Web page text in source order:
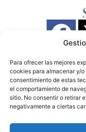
Para ofrecer las mejores
cookies para almacenar y/
consentimiento de estas
el comportamiento de
sitio. No consentir o retirar
negativamente a ciertas